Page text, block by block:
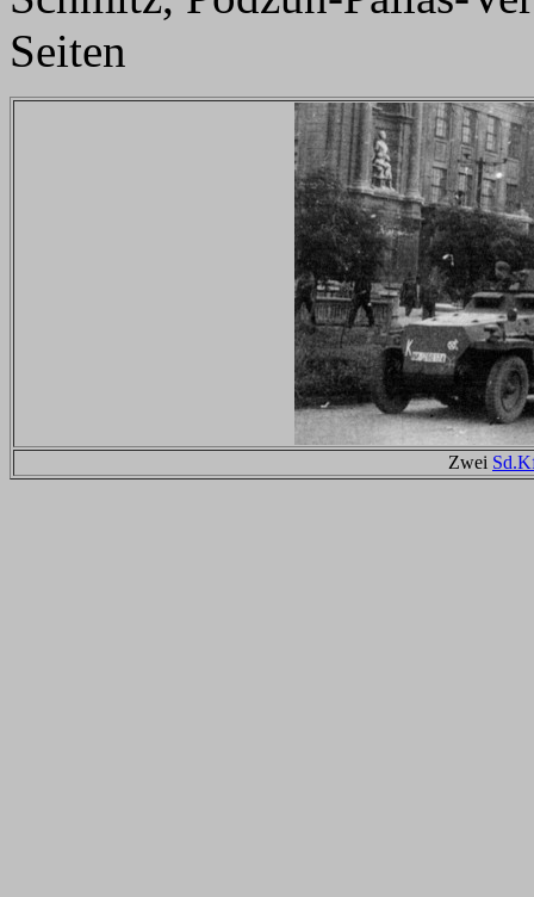
Seiten
Zwei